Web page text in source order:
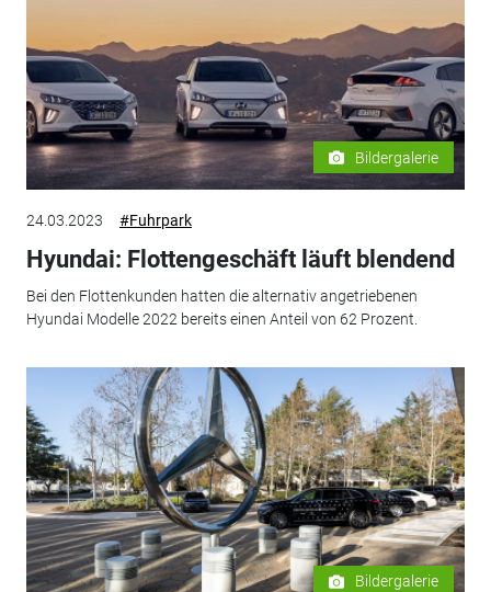
Bildergalerie
24.03.2023 #Fuhrpark
Hyundai: Flottengeschäft läuft blendend
Bei den Flottenkunden hatten die alternativ angetriebenen
Hyundai Modelle 2022 bereits einen Anteil von 62 Prozent.
Bildergalerie